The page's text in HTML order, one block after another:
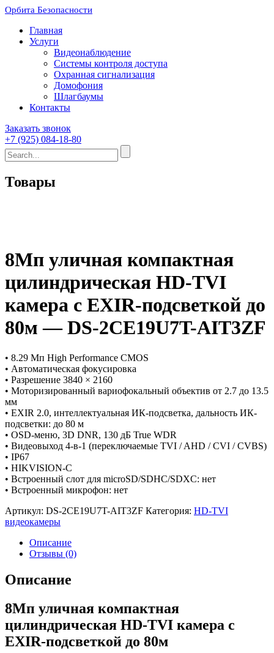
Орбита Безопасности
Главная
Услуги
Видеонаблюдение
Системы контроля доступа
Охранная сигнализация
Домофония
Шлагбаумы
Контакты
Заказать звонок
+7 (925) 084-18-80
Товары
8Мп уличная компактная
цилиндрическая HD-TVI
камера с EXIR-подсветкой до
80м — DS-2CE19U7T-AIT3ZF
• 8.29 Мп High Performance CMOS
• Автоматическая фокусировка
• Разрешение 3840 × 2160
• Моторизированный вариофокальный объектив от 2.7 до 13.5
мм
• EXIR 2.0, интеллектуальная ИК-подсветка, дальность ИК-
подсветки: до 80 м
• OSD-меню, 3D DNR, 130 дБ True WDR
• Видеовыход 4-в-1 (переключаемые TVI / AHD / CVI / CVBS)
• IP67
• HIKVISION-C
• Встроенный слот для microSD/SDHC/SDXC: нет
• Встроенный микрофон: нет
Артикул: DS-2CE19U7T-AIT3ZF Категория: HD-TVI
видеокамеры
Описание
Отзывы (0)
Описание
8Мп уличная компактная
цилиндрическая HD-TVI камера с
EXIR-подсветкой до 80м